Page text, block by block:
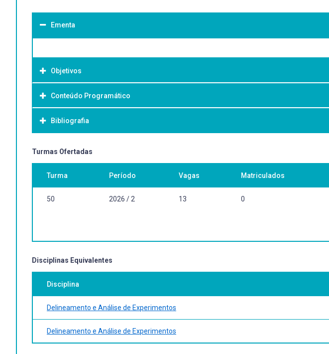
Ementa
Objetivos
Objetivo Geral:
Conteúdo Programático
Bibliografia
Bibliografia Básica:
Turmas Ofertadas
Turma Período Vagas Matriculados
50 2026 / 2 13
0
Disciplinas Equivalentes
Disciplina
Delineamento e Análise de Experimentos
Delineamento e Análise de Experimentos